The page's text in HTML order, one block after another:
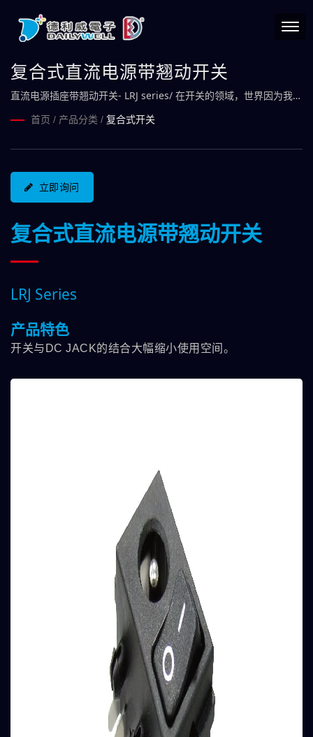
复合式直流电源带翘动开关
直流电源插座带翘动开关- LRJ series/ 在开关的领域，世界因为我而
有了秩序，我们掌控发号施令的关键。
首页 / 产品分类 / 复合式开关
立即询问
复合式直流电源带翘动开关
LRJ Series
产品特色
开关与DC JACK的结合大幅缩小使用空间。